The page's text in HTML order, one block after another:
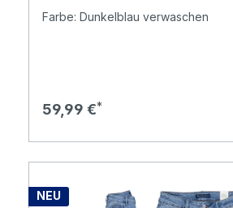
Farbe: Dunkelblau verwaschen
Regulärer Preis:
59,99 €
NEU